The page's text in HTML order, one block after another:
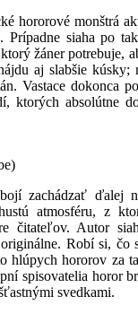
hororové monštrá
Prípadne siaha po
žáner potrebuje,
aj slabšie kúsky;
Vastace dokonca
ktorých absolútne
zachádzať ďalej
atmosféru, z
čitateľov. Autor
Robí si, čo
hlúpych hororov za
spisovatelia horor
svedkami.